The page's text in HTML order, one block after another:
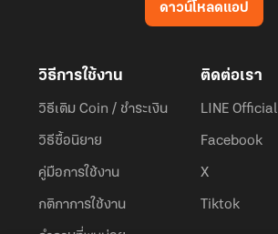
ดาวน์โหลดแอป
วิธีการใช้งาน
วิธีเติม Coin / ชำระเงิน
วิธีซื้อนิยาย
คู่มือการใช้งาน
กติกาการใช้งาน
ติดต่อเรา
LINE Official
Facebook
X
Tiktok